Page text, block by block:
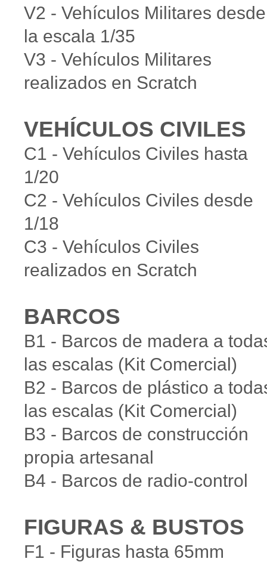
V2 - Vehículos Militares desde
la escala 1/35
V3 - Vehículos Militares
realizados en Scratch
VEHÍCULOS CIVILES
C1 - Vehículos Civiles hasta
1/20
C2 - Vehículos Civiles desde
1/18
C3 - Vehículos Civiles
realizados en Scratch
BARCOS
B1 - Barcos de madera a
las escalas (Kit Comercial)
B2 - Barcos de plástico a
las escalas (Kit Comercial)
B3 - Barcos de construcción
propia artesanal
B4 - Barcos de radio-control
FIGURAS & BUSTOS
F1 - Figuras hasta 65mm